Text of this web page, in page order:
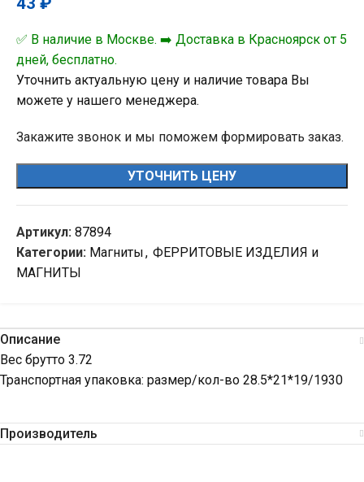
✅ В наличие в Москве. ➡️ Доставка в Красноярск от 5
дней, бесплатно.
Уточнить актуальную цену и наличие товара Вы
можете у нашего менеджера.
Закажите звонок и мы поможем формировать заказ.
УТОЧНИТЬ ЦЕНУ
Артикул: 87894
Категории: Магниты, ФЕРРИТОВЫЕ ИЗДЕЛИЯ и
МАГНИТЫ
Описание
Вес брутто 3.72
Транспортная упаковка: размер/кол-во 28.5*21*19/1930
Производитель